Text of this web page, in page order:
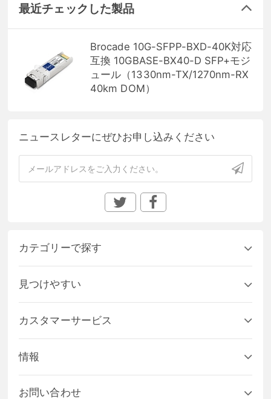
最近チェックした製品
Brocade 10G-SFPP-BXD-40K対応
互換 10GBASE-BX40-D SFP+モジ
ュール（1330nm-TX/1270nm-RX
40km DOM）
ニュースレターにぜひお申し込みください
カテゴリーで探す
見つけやすい
カスタマーサービス
情報
お問い合わせ